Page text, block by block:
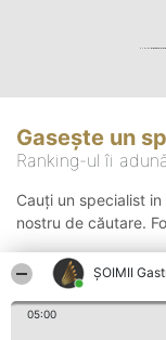
ȘOIMII
05:00
Gasește un
Ranking-ul îi
Cauți un specialist
nostru de căutare.